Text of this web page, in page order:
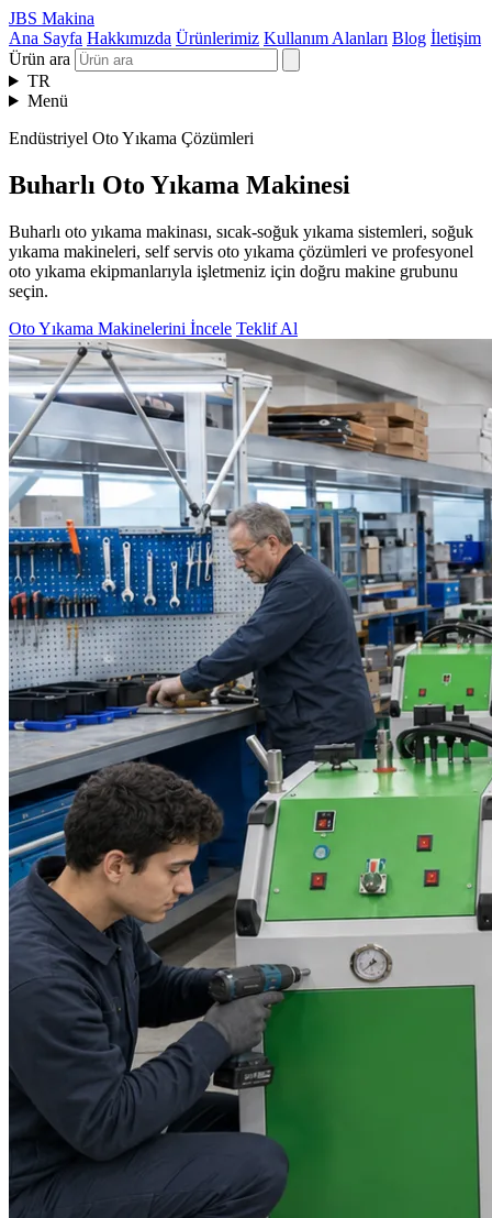
JBS Makina
Ana Sayfa Hakkımızda Ürünlerimiz Kullanım Alanları Blog İletişim
Ürün ara
TR
Menü
Endüstriyel Oto Yıkama Çözümleri
Buharlı Oto Yıkama Makinesi
Buharlı oto yıkama makinası, sıcak-soğuk yıkama sistemleri, soğuk
yıkama makineleri, self servis oto yıkama çözümleri ve profesyonel
oto yıkama ekipmanlarıyla işletmeniz için doğru makine grubunu
seçin.
Oto Yıkama Makinelerini İncele Teklif Al